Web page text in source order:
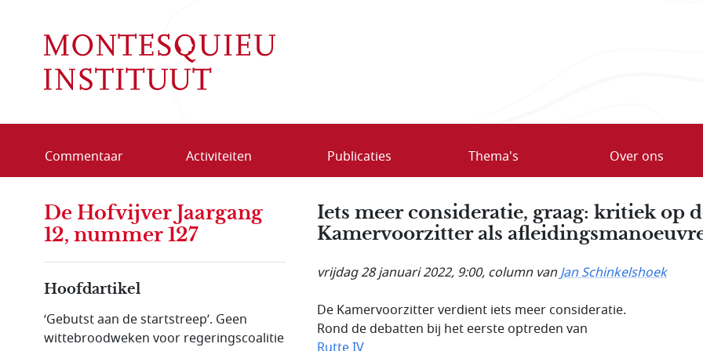
Commentaar Activiteiten Publicaties Thema's Over ons
Iets meer consideratie, graag: kritiek op
Kamervoorzitter als
vrijdag 28 januari 2022, 9:00, column vanJan Schinkelshoek
De Kamervoorzitter verdient iets meer consideratie.
Rond de debatten bij het eerste optreden van
De Hofvijver Jaargang
12, nummer 127
Hoofdartikel
‘Gebutst aan de startstreep’. Geen
wittebroodweken voor regeringscoalitie